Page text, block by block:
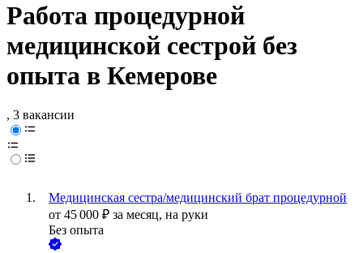
Работа процедурной
медицинской сестрой без
опыта в Кемерове
, 3 вакансии
Медицинская сестра/медицинский брат процедурной
от 45 000 ₽ за месяц, на руки
Без опыта